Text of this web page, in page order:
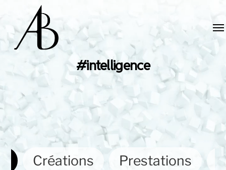
#intelligence
Créations Prestations